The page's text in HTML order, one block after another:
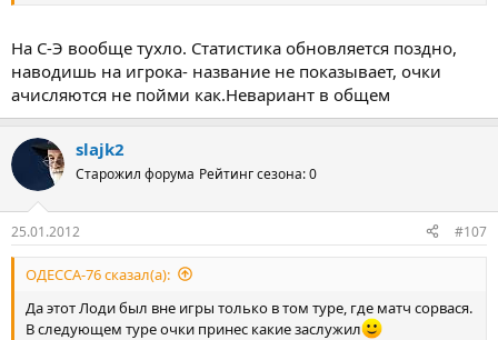
На С-Э вообще тухло. Статистика обновляется поздно,
наводишь на игрока- название не показывает, очки
ачисляются не пойми как.Невариант в общем
slajk2
Старожил форума Рейтинг сезона: 0
25.01.2012 #107
ОДЕССА-76 сказал(а):
Да этот Лоди был вне игры только в том туре, где матч сорвася.
В следующем туре очки принес какие заслужил